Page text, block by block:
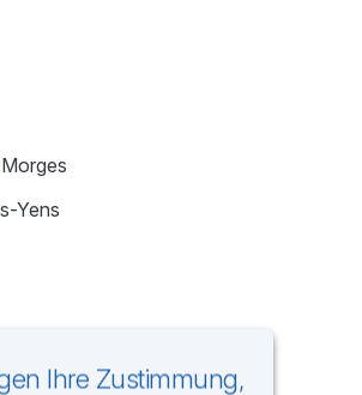
Yens
Ihre Zustimmung,